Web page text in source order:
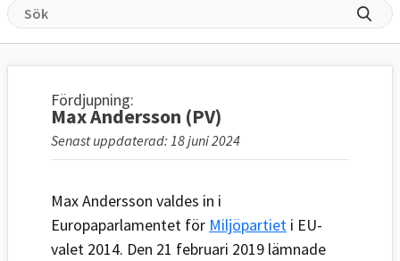
Fördjupning:
Max Andersson (PV)
Senast uppdaterad: 18 juni 2024
Max Andersson valdes in i
Europaparlamentet för Miljöpartiet i EU-
valet 2014. Den 21 februari 2019 lämnade